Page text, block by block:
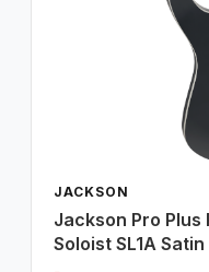
JACKSON
Jackson Pro Plus
Soloist SL1A